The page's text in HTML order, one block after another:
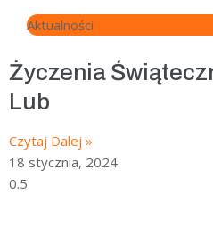
Aktualności
Życzenia
Lub
Czytaj Dalej »
18 stycznia, 2024